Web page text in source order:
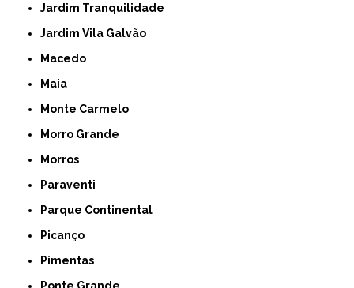
Jardim Tranquilidade
Jardim Vila Galvão
Macedo
Maia
Monte Carmelo
Morro Grande
Morros
Paraventi
Parque Continental
Picanço
Pimentas
Ponte Grande